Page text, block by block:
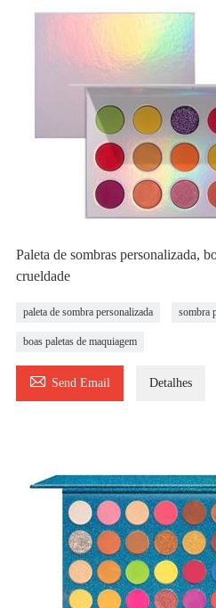
Paleta de sombras personalizada,
crueldade
paleta de sombra personalizada sombra
boas paletas de maquiagem
 Send Email Detalhes